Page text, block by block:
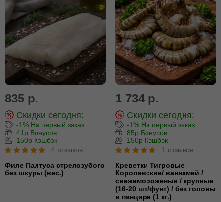
835 р.
Скидки сегодня:
-1% На первый заказ
41р Бонусов
150р Кэшбэк
4 отзывов
Филе Палтуса стрелозубого
без шкуры (вес.)
1 734 р.
Скидки сегодня:
-1% На первый заказ
85р Бонусов
150р Кэшбэк
1 отзывов
Креветки Тигровые
Королевские/ ваннамей /
свежемороженые / крупные
(16-20 шт/фунт) / без головы
в панцире (1 кг.)